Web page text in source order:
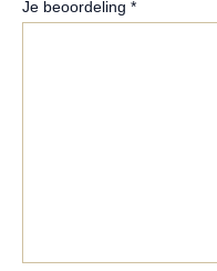
Je beoordeling *